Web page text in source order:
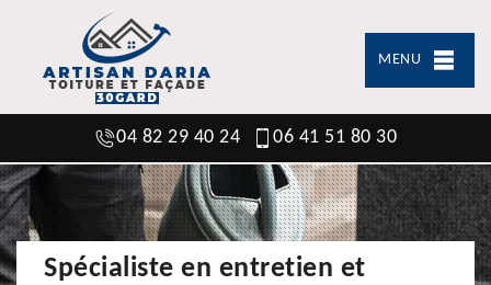
MENU
04 82 29 40 24 06 41 51 80 30
Spécialiste en entretien et